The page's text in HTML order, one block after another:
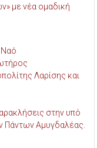
με νέα ομαδική
Ναό
Λαρίσης και
στην υπό
Πάντων Αμυγδαλέας.